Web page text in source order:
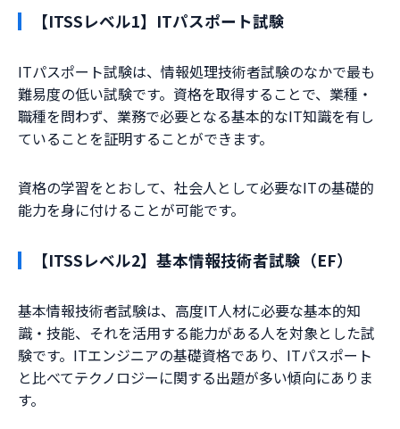
【ITSSレベル1】ITパスポート試験
ITパスポート試験は、情報処理技術者試験のなかで最も
難易度の低い試験です。資格を取得することで、業種・
職種を問わず、業務で必要となる基本的なIT知識を有し
ていることを証明することができます。
資格の学習をとおして、社会人として必要なITの基礎的
能力を身に付けることが可能です。
【ITSSレベル2】基本情報技術者試験（EF）
基本情報技術者試験は、高度IT人材に必要な基本的知
識・技能、それを活用する能力がある人を対象とした試
験です。ITエンジニアの基礎資格であり、ITパスポート
と比べてテクノロジーに関する出題が多い傾向にありま
す。